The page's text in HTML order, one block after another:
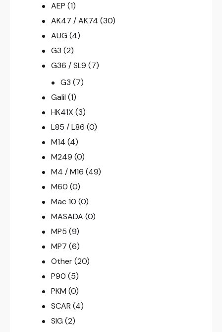
AEP (1)
AK47 / AK74 (30)
AUG (4)
G3 (2)
G36 / SL9 (7)
G3 (7)
Galil (1)
HK41X (3)
L85 / L86 (0)
M14 (4)
M249 (0)
M4 / M16 (49)
M60 (0)
Mac 10 (0)
MASADA (0)
MP5 (9)
MP7 (6)
Other (20)
P90 (5)
PKM (0)
SCAR (4)
SIG (2)